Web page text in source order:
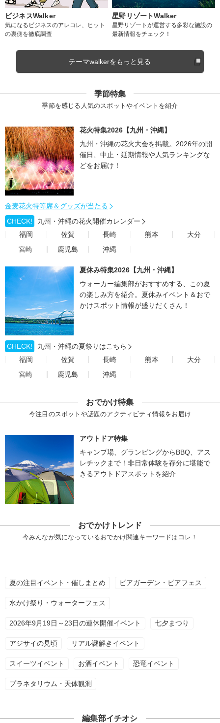
ビジネスWalker
気になるビジネスのアレコレ、ヒット
の裏側を徹底調査
星野リゾートWalker
星野リゾートが運営する多彩な施設の
最新情報をチェック！
テーマwalkerをもっと見る
季節特集
季節を感じる人気のスポットやイベントを紹介
花火特集2026【九州・沖縄】
九州・沖縄の花火大会を掲載。2026年の開
催日、中止・延期情報や人気ランキングな
どをお届け！
金麦花火特等席＆グッズが当たる
CHECK!
九州・沖縄の花火開催カレンダー
福岡
佐賀 長崎 熊本
大分
宮崎
鹿児島 沖縄
夏休み特集2026【九州・沖縄】
ウォーカー編集部がおすすめする、この夏
の楽しみ方を紹介。夏休みイベント＆おで
かけスポット情報が盛りだくさん！
CHECK!
九州・沖縄の夏祭りはこちら
福岡
佐賀 長崎 熊本
大分
宮崎
鹿児島 沖縄
おでかけ特集
今注目のスポットや話題のアクティビティ情報をお届け
アウトドア特集
キャンプ場、グランピングからBBQ、アス
レチックまで！非日常体験を存分に堪能で
きるアウトドアスポットを紹介
おでかけトレンド
今みんなが気になっているおでかけ関連キーワードはコレ！
夏の注目イベント・催しまとめ ビアガーデン・ビアフェス
水かけ祭り・ウォーターフェス
2026年9月19日～23日の連休開催イベント 七夕まつり
アジサイの見頃 リアル謎解きイベント
スイーツイベント お酒イベント 恐竜イベント
プラネタリウム・天体観測
編集部イチオシ